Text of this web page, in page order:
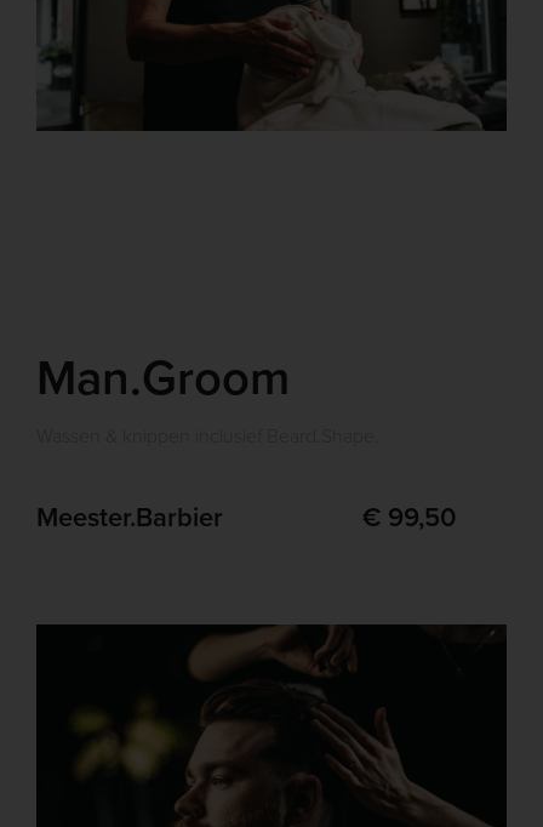
Man.Groom
Meester.Barbier € 99,50